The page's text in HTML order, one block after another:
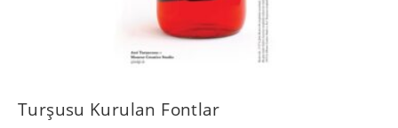
Turşusu Kurulan Fontlar